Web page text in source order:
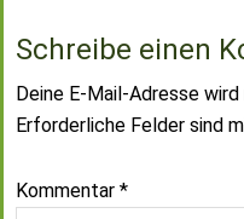
Schreibe einen
Deine E-Mail-Adresse
Erforderliche Felder sind
Kommentar *